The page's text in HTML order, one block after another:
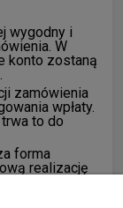
wygodny i
W
konto zostaną
zamówienia
wpłaty.
to do
forma
realizację